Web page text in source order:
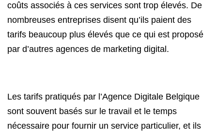
coûts associés à ces services sont trop élevés. De
nombreuses entreprises disent qu’ils paient des
tarifs beaucoup plus élevés que ce qui est proposé
par d’autres agences de marketing digital.
Les tarifs pratiqués par l’Agence Digitale Belgique
sont souvent basés sur le travail et le temps
nécessaire pour fournir un service particulier, et ils